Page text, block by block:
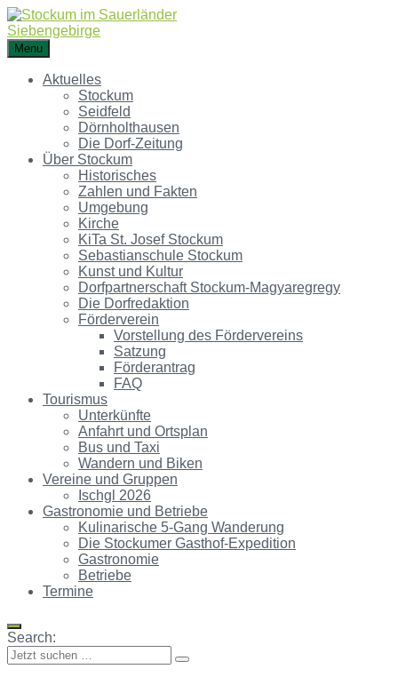
Menu
Aktuelles
Stockum
Seidfeld
Dörnholthausen
Die Dorf-Zeitung
Über Stockum
Historisches
Zahlen und Fakten
Umgebung
Kirche
KiTa St. Josef Stockum
Sebastianschule Stockum
Kunst und Kultur
Dorfpartnerschaft Stockum-Magyaregregy
Die Dorfredaktion
Förderverein
Vorstellung des Fördervereins
Satzung
Förderantrag
FAQ
Tourismus
Unterkünfte
Anfahrt und Ortsplan
Bus und Taxi
Wandern und Biken
Vereine und Gruppen
Ischgl 2026
Gastronomie und Betriebe
Kulinarische 5-Gang Wanderung
Die Stockumer Gasthof-Expedition
Gastronomie
Betriebe
Termine
Search: